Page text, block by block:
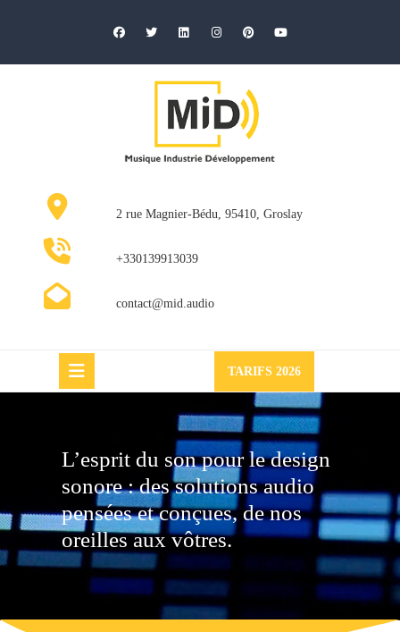
2 rue Magnier-Bédu, 95410, Groslay
+330139913039
contact@mid.audio
Button
TARIFS 2026Request
a
quote
L’esprit du son pour le design
sonore : des solutions audio
pensées et conçues, de nos
oreilles aux vôtres.